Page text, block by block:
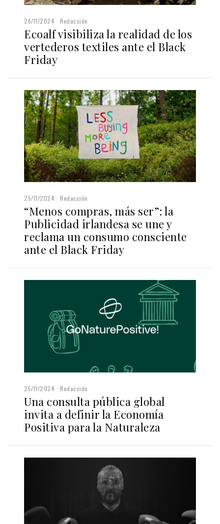
26/11/2024 Redacción
Ecoalf visibiliza la realidad de los
vertederos textiles ante el Black
Friday
25/11/2024 Redacción
“Menos compras, más ser”: la
Publicidad irlandesa se une y
reclama un consumo consciente
ante el Black Friday
25/11/2024 Redacción
Una consulta pública global
invita a definir la Economía
Positiva para la Naturaleza